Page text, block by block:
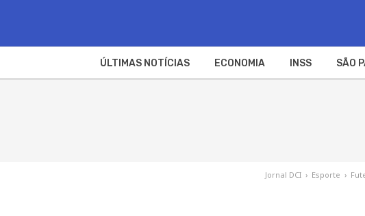
ÚLTIMAS NOTÍCIAS ECONOMIA INSS SÃO
Jornal DCI › Esporte ›